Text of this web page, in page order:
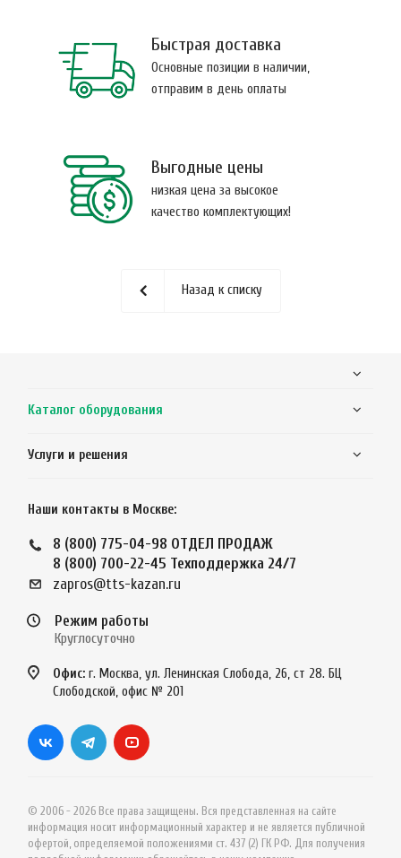
Быстрая доставка
Основные позиции в наличии,
отправим в день оплаты
Выгодные цены
низкая цена за высокое
качество комплектующих!
Назад к списку
Каталог оборудования
Услуги и решения
Наши контакты в Москве:
8 (800) 775-04-98 ОТДЕЛ ПРОДАЖ
8 (800) 700-22-45 Техподдержка 24/7
zapros@tts-kazan.ru
Режим работы
Круглосуточно
Офис: г. Москва, ул. Ленинская Слобода, 26, ст 28. БЦ
Слободской, офис № 201
© 2006 - 2026 Все права защищены. Вся представленная на сайте
информация носит информационный характер и не является публичной
офертой, определяемой положениями ст. 437 (2) ГК РФ. Для получения